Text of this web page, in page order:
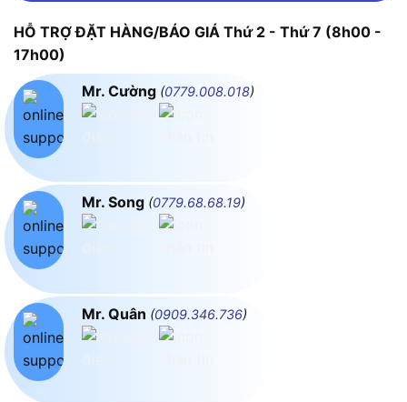
HỖ TRỢ ĐẶT HÀNG/BÁO GIÁ Thứ 2 - Thứ 7 (8h00 -
17h00)
Mr. Cường (0779.008.018)
Mr. Song (0779.68.68.19)
Mr. Quân (0909.346.736)